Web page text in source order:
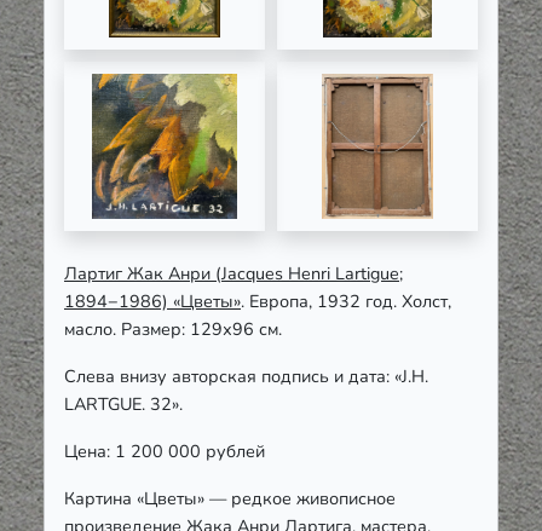
Лартиг Жак Анри (Jacques Henri Lartigue;
1894−1986) «Цветы». Европа, 1932 год. Холст,
масло. Размер: 129х96 см.
Слева внизу авторская подпись и дата: «J.H.
LARTGUE. 32».
Цена: 1 200 000 рублей
Картина «Цветы» — редкое живописное